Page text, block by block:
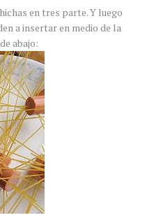
en tres parte. Y luego
a insertar en medio de la
abajo: